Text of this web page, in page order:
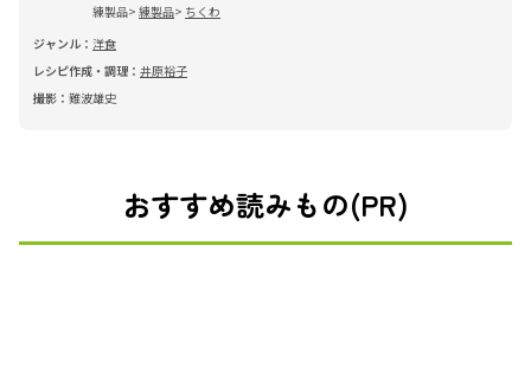
練製品 練製品
ちくわ
ジャンル： 洋食
レシピ作成・調理： 井原裕子
撮影： 難波雄史
おすすめ読みもの(PR)